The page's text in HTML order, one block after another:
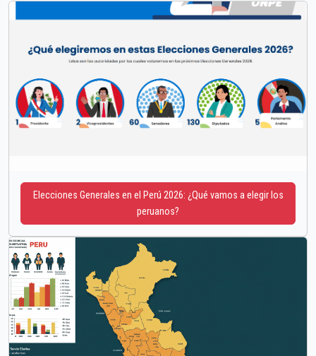
Elecciones Generales en el Perú 2026: ¿Qué vamos a elegir los
peruanos?